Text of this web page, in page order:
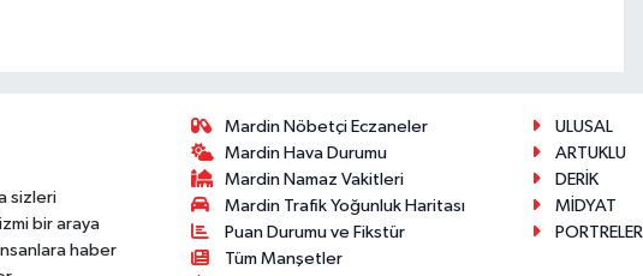
sizleri
bir araya
haber
Mardin Nöbetçi Eczaneler
Mardin Hava Durumu
Mardin Namaz Vakitleri
Mardin Trafik Yoğunluk Haritası
Puan Durumu ve Fikstür
Tüm Manşetler
ULUSAL
ARTUKLU
DERİK
MİDYAT
PORTRELER